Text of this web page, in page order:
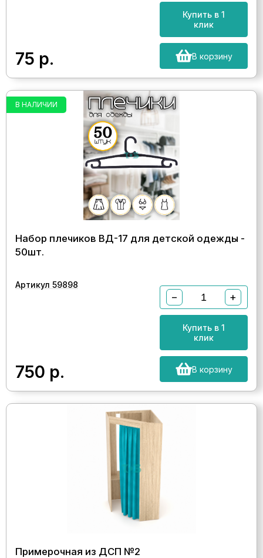
75 р.
Купить в 1
клик
В корзину
В НАЛИЧИИ
Набор плечиков ВД-17 для детской одежды -
50шт.
Артикул 59898
750 р.
− +
Купить в 1
клик
В корзину
Примерочная из ДСП №2